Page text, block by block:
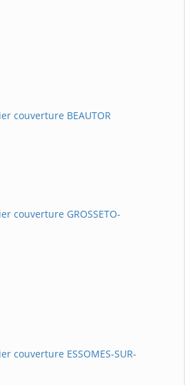
couverture BEAUTOR
couverture GROSSETO-
couverture ESSOMES-SUR-